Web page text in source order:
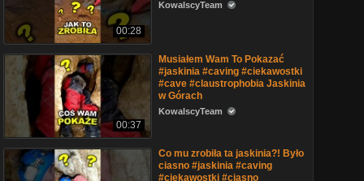
00:28
KowalscyTeam
00:37
Musiałem Wam To Pokazać
#jaskinia #caving #ciekawostki
#cave #claustrophobia Jaskinia
w Górach
KowalscyTeam
Co mu zrobiła ta jaskinia?! Było
ciasno #jaskinia #caving
#ciekawostki #ciasno